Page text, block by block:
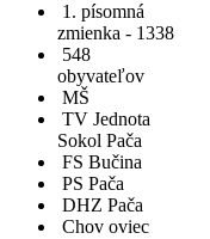
1. písomná
zmienka - 1338
548
obyvateľov
MŠ
TV Jednota
Sokol Pača
FS Bučina
PS Pača
DHZ Pača
Chov oviec